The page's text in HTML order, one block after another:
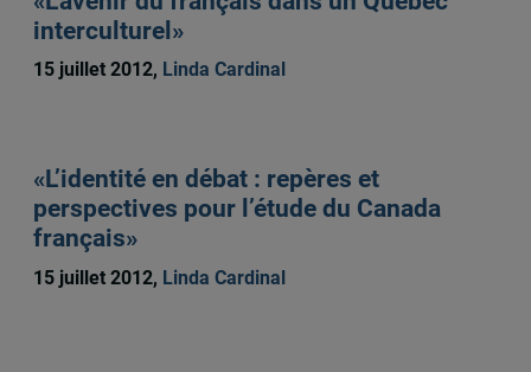
interculturel»
15 juillet 2012, Linda Cardinal
«L’identité en débat : repères et
perspectives pour l’étude du Canada
français»
15 juillet 2012, Linda Cardinal